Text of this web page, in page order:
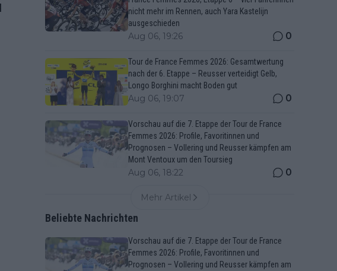
nicht mehr im Rennen, auch Yara Kastelijn
ausgeschieden
Aug 06, 19:26 0
Tour de France Femmes 2026: Gesamtwertung
nach der 6. Etappe – Reusser verteidigt Gelb,
Longo Borghini macht Boden gut
Aug 06, 19:07 0
Vorschau auf die 7. Etappe der Tour de France
Femmes 2026: Profile, Favoritinnen und
Prognosen – Vollering und Reusser kämpfen am
Mont Ventoux um den Toursieg
Aug 06, 18:22 0
Mehr Artikel
Beliebte Nachrichten
Vorschau auf die 7. Etappe der Tour de France
Femmes 2026: Profile, Favoritinnen und
Prognosen – Vollering und Reusser kämpfen am